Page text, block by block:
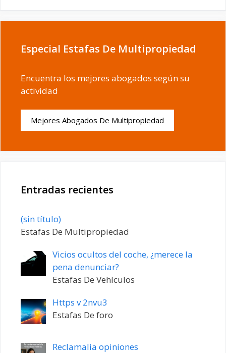
Especial Estafas De Multipropiedad
Encuentra los mejores abogados según su
actividad
Mejores Abogados De Multipropiedad
Entradas recientes
(sin título)Entrada
20198
Estafas De Multipropiedad
Vicios ocultos del coche, ¿merece la
pena denunciar?
Estafas De Vehículos
Https v 2nvu3
Estafas De foro
Reclamalia opiniones